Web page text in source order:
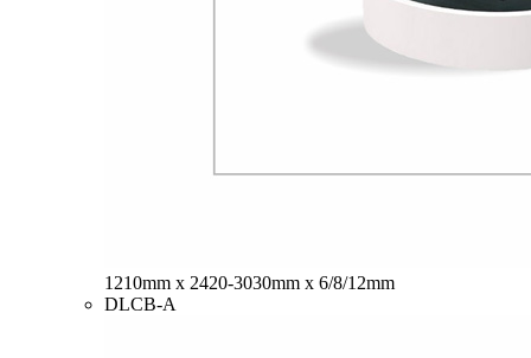
1210mm x 2420-3030mm x 6/8/12mm
DLCB-A